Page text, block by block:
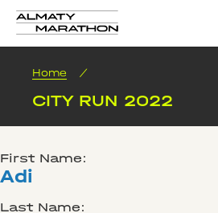
Home /
CITY RUN 2022
First Name:
Adi
Last Name: